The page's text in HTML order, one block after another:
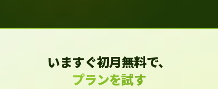
いますぐ初月無料で、
プランを試す